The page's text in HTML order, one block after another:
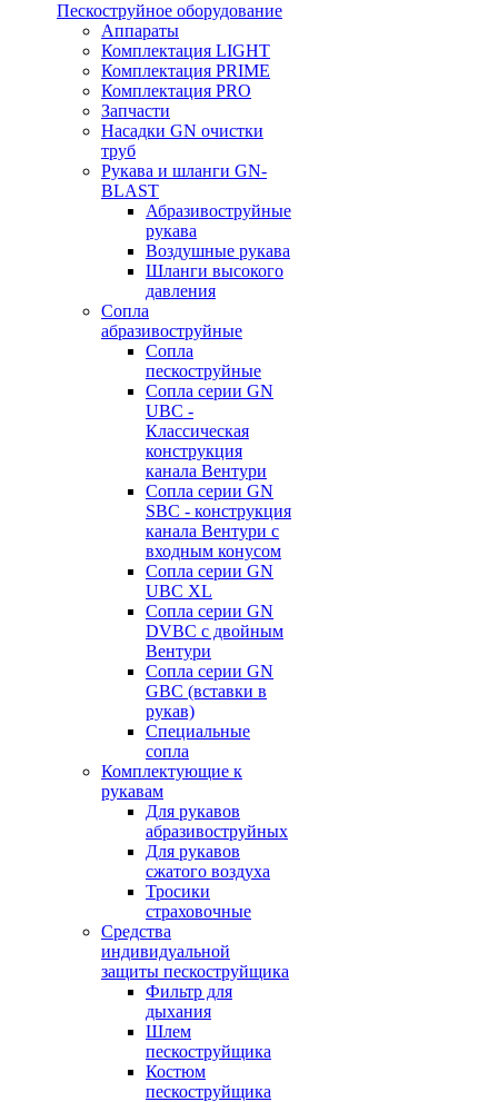
Пескоструйное оборудование
Аппараты
Комплектация LIGHT
Комплектация PRIME
Комплектация PRO
Запчасти
Насадки GN очистки
труб
Рукава и шланги GN-
BLAST
Абразивоструйные
рукава
Воздушные рукава
Шланги высокого
давления
Сопла
абразивоструйные
Сопла
пескоструйные
Сопла серии GN
UBC -
Классическая
конструкция
канала Вентури
Сопла серии GN
SBC - конструкция
канала Вентури c
входным конусом
Сопла серии GN
UBC XL
Сопла серии GN
DVBC с двойным
Вентури
Сопла серии GN
GBC (вставки в
рукав)
Специальные
сопла
Комплектующие к
рукавам
Для рукавов
абразивоструйных
Для рукавов
сжатого воздуха
Тросики
страховочные
Средства
индивидуальной
защиты пескоструйщика
Фильтр для
дыхания
Шлем
пескоструйщика
Костюм
пескоструйщика